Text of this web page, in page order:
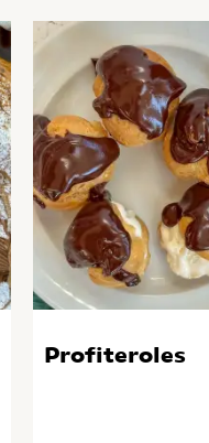
Profiteroles